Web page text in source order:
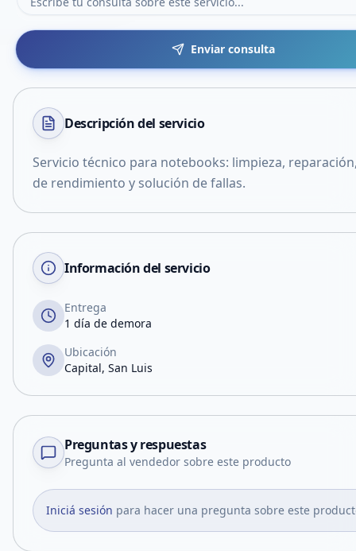
Enviar consulta
Descripción del servicio
Servicio técnico para notebooks: limpieza,
de rendimiento y solución de fallas.
Información del servicio
Entrega
1 día de demora
Ubicación
Capital, San Luis
Preguntas y respuestas
Pregunta al vendedor sobre este producto
Iniciá sesión para hacer una pregunta sobre este